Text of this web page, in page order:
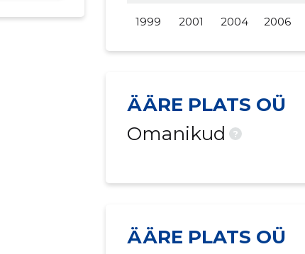
1999 2001 2004 2006
ÄÄRE PLATS OÜ
Omanikud
?
ÄÄRE PLATS OÜ